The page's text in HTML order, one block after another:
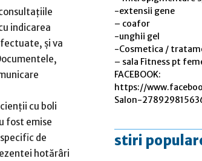
indicarea
și va
cu boli
fost emise
de
hotărâri
-extensii gene
– coafor
-unghii gel
-Cosmetica /
– sala Fitness pt
FACEBOOK:
https://
Salon-
stiri